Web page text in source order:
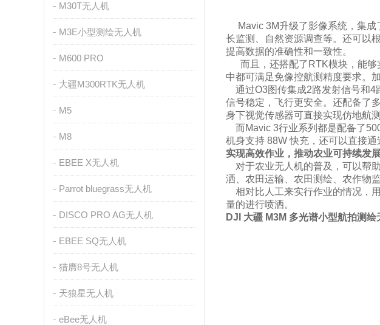
M30T无人机
M3E小型测绘无人机
M600 PRO
大疆M300RTK无人机
M5
M8
EBEE X无人机
Parrot bluegrass无人机
DISCO PRO AG无人机
EBEE SQ无人机
猎膺8号无人机
天狼星无人机
eBee无人机
Mavic 3M升级了影像系统，集成
长监测、自然资源调查等。还可以
提高数据的准确性和一致性。
而且，还搭配了RTK模块，能够
中都可满足免像控航测精度要求。
通过O3图传集成2路发射信号和4
信号稳定，飞行更安全。还配备了
身下视觉传感器可直接实现仿地航
而Mavic 3行业系列都是配备了
机身支持 88W 快充，还可以直接通
实现高效作业，推动农业可持续发
对于农业无人机的普及，可以帮
洒、农田运输、农田测绘、农作物
相对比人工来实行作业的情况，
量的进行喷洒。
DJI 大疆 M3M 多光谱小型航拍测绘